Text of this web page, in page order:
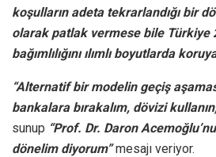
koşulların adeta tekrarlandığı bir
olarak patlak vermese bile Türkiye
bağımlılığını ılımlı boyutlarda
“Alternatif bir modelin geçiş
bankalara bırakalım, dövizi
sunup “Prof. Dr. Daron
dönelim diyorum”mesajı veriyor.